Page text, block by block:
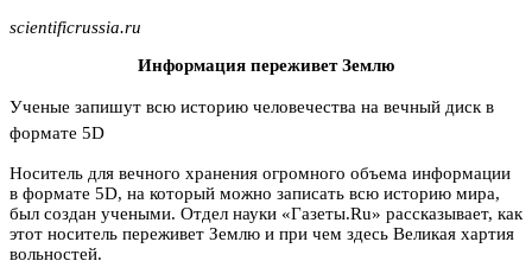
scientificrussia.ru
Информация переживет Землю
Ученые запишут всю историю человечества на вечный диск в
формате 5D
Носитель для вечного хранения огромного объема информации
в формате 5D, на который можно записать всю историю мира,
был создан учеными. Отдел науки «Газеты.Ru» рассказывает, как
этот носитель переживет Землю и при чем здесь Великая хартия
вольностей.